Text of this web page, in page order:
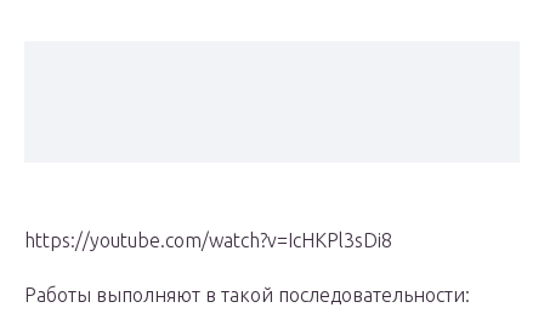
https://youtube.com/watch?v=IcHKPl3sDi8
Работы выполняют в такой последовательности: